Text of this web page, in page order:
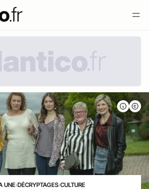
UNE›DÉCRYPTAGES›CULTURE